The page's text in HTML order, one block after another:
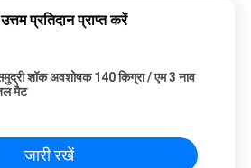
प्रतिदान प्राप्त करें
शॉक अवशोषक 140 किग्रा / एम 3 नाव
मैट
जारी रखें